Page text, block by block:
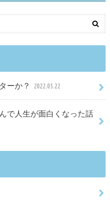
ーか？ 2022.05.22
で人生が面白くなった話